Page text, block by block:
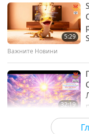
5:29
Важните Новини
32:19
Поредица за древните
за нашата планета